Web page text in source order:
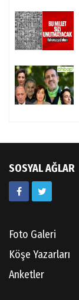
SOSYAL AĞLAR
Foto Galeri
Köşe Yazarları
Anketler